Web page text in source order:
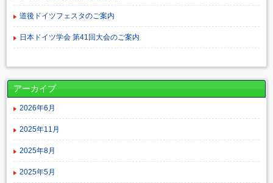
道後ドイツフェスタのご案内
日本ドイツ学会 第41回大会のご案内
アーカイブ
2026年6月
2025年11月
2025年8月
2025年5月